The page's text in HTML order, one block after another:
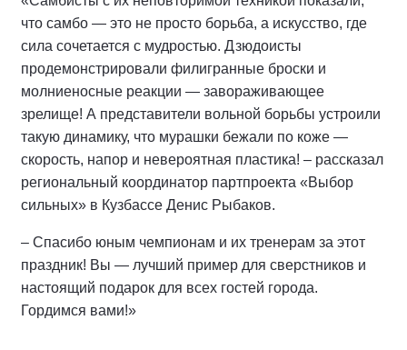
что самбо — это не просто борьба, а искусство, где
сила сочетается с мудростью. Дзюдоисты
продемонстрировали филигранные броски и
молниеносные реакции — завораживающее
зрелище! А представители вольной борьбы устроили
такую динамику, что мурашки бежали по коже —
скорость, напор и невероятная пластика! – рассказал
региональный координатор партпроекта «Выбор
сильных» в Кузбассе Денис Рыбаков.
– Спасибо юным чемпионам и их тренерам за этот
праздник! Вы — лучший пример для сверстников и
настоящий подарок для всех гостей города.
Гордимся вами!»